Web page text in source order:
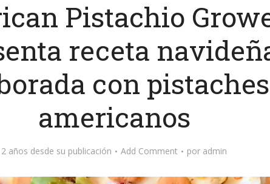
Pistachio
receta
con pistaches
americanos
2 años desde su publicación Add Comment por admin